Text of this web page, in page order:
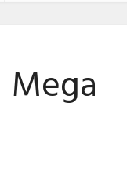
Mega